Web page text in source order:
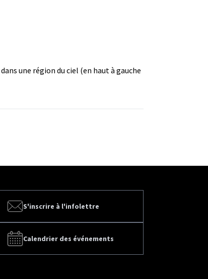
dans une région du ciel (en haut à gauche
S'inscrire à l'infolettre
Calendrier des événements